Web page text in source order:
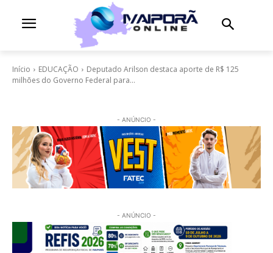
Início EDUCAÇÃO
Deputado Arilson destaca aporte de R$ 125
milhões do Governo Federal para...
- ANÚNCIO -
- ANÚNCIO -